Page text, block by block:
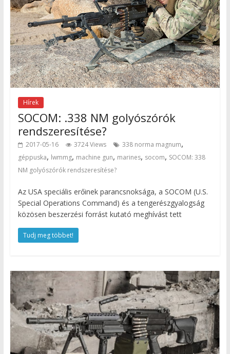
Hírek
SOCOM: .338 NM golyószórók
rendszeresítése?
2017-05-16 3724 Views 338 norma magnum,
géppuska, lwmmg, machine gun, marines, socom, SOCOM: 338
NM golyószórók rendszeresítése?
Az USA speciális erőinek parancsnoksága, a SOCOM (U.S.
Special Operations Command) és a tengerészgyalogság
közösen beszerzési forrást kutató meghívást tett
Tudj meg többet!